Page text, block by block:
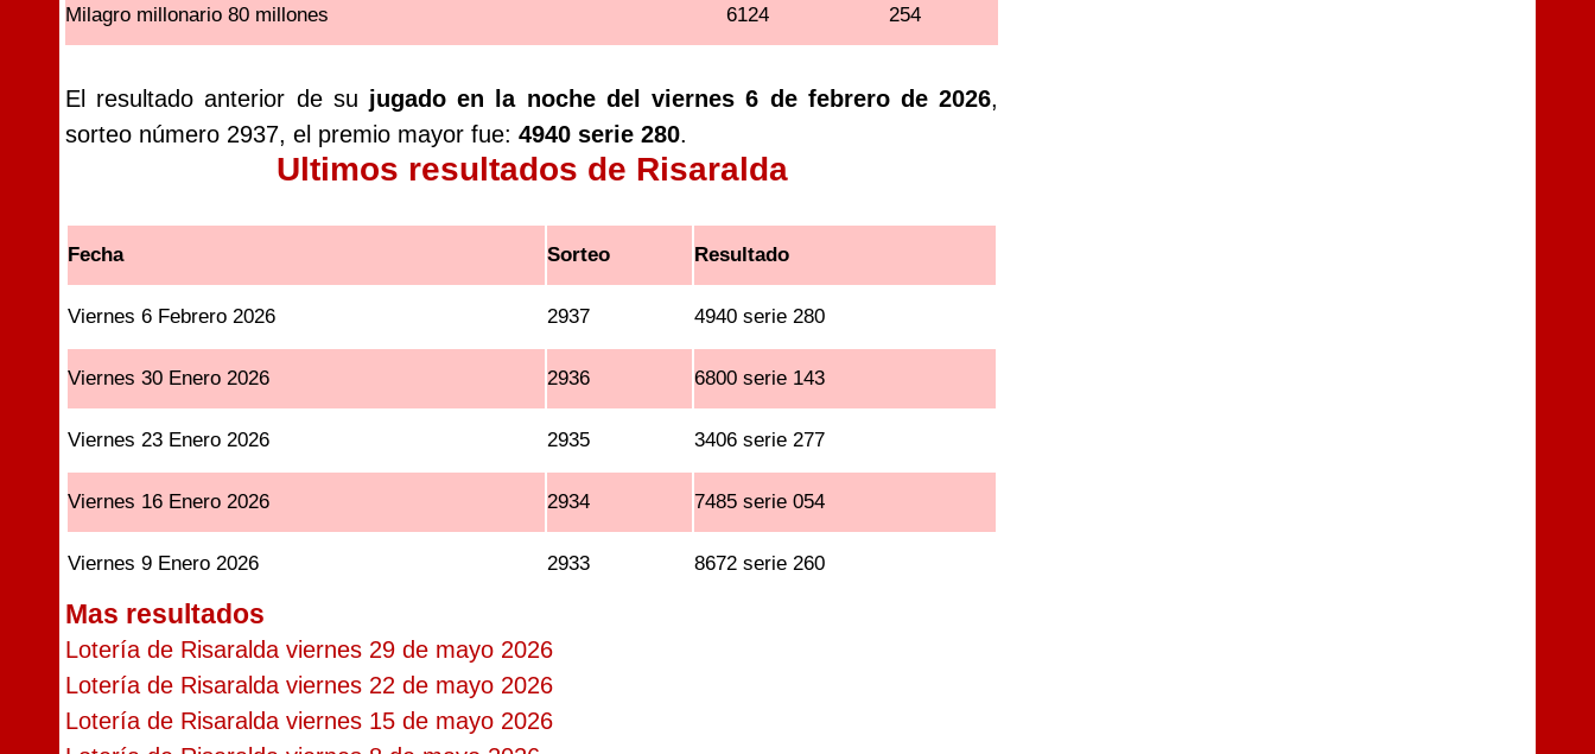
Milagro millonario 80 millones 6124 254
El resultado anterior de su jugado en la noche del viernes 6 de febrero de 2026,
sorteo número 2937, el premio mayor fue: 4940 serie 280.
Ultimos resultados de Risaralda
Fecha Sorteo Resultado
Viernes 6 Febrero 2026 2937 4940 serie 280
Viernes 30 Enero 2026 2936 6800 serie 143
Viernes 23 Enero 2026 2935 3406 serie 277
Viernes 16 Enero 2026 2934 7485 serie 054
Viernes 9 Enero 2026 2933 8672 serie 260
Mas resultados
Lotería de Risaralda viernes 29 de mayo 2026
Lotería de Risaralda viernes 22 de mayo 2026
Lotería de Risaralda viernes 15 de mayo 2026